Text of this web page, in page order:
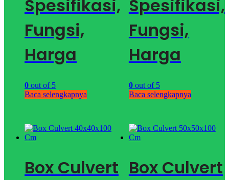
Spesifikasi,
Fungsi,
Harga
0 out of 5
Baca selengkapnya
Spesifikasi,
Fungsi,
Harga
0out of 5
Baca selengkapnya
Box Culvert Box Culvert